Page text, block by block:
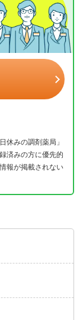
休みの調剤薬局」
済みの方に優先的
報が掲載されない